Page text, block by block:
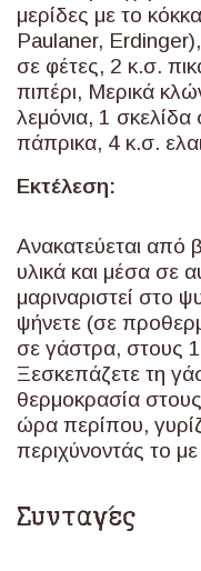
μερίδες με το
Paulaner,
σε φέτες, 2 κ.σ.
πιπέρι, Μερικά
λεμόνια, 1
πάπρικα, 4 κ.σ.
Εκτέλεση:
Ανακατεύεται
υλικά και μέσα σε
μαριναριστεί στο
ψήνετε (σε
σε γάστρα, στους
Ξεσκεπάζετε τη
θερμοκρασία
ώρα περίπου,
περιχύνοντάς το
Συνταγές